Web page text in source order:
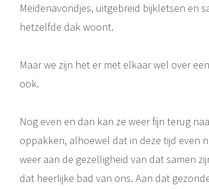
Meidenavondjes, uitgebreid bijkletsen en
hetzelfde dak woont.
Maar we zijn het er met elkaar wel over
ook.
Nog even en dan kan ze weer fijn terug
oppakken, alhoewel dat in deze tijd even
weer aan de gezelligheid van dat samen
dat heerlijke bad van ons. Aan dat